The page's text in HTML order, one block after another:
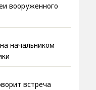
вооруженного
начальником
встреча